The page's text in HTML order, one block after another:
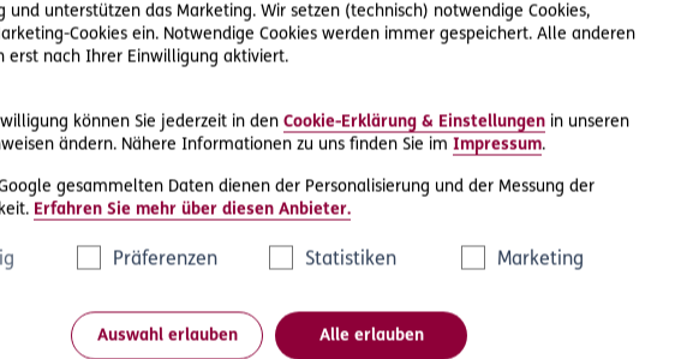
und unterstützen das Marketing. Wir setzen (technisch) notwendige Cookies,
Cookies ein. Notwendige Cookies werden immer gespeichert. Alle anderen
erst nach Ihrer Einwilligung aktiviert.
können Sie jederzeit in den Cookie-Erklärung & Einstellungen in unseren
ändern. Nähere Informationen zu uns finden Sie im Impressum.
gesammelten Daten dienen der Personalisierung und der Messung der
Erfahren Sie mehr über diesen Anbieter.
Präferenzen Statistiken Marketing
Auswahl erlauben Alle erlauben
melden
Services
Über ERGO
Nachhaltigkeit bei ERGO
Durchstarten im Vertrieb
Hinweisgebersystem –